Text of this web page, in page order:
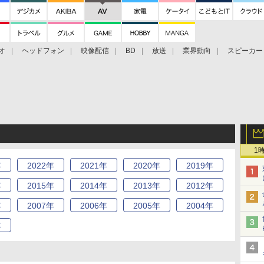
ヘッドフォン 映像配信 BD 放送 業界動向
スピーカー
1
2022年 2021年 2020年 2019年
2015年 2014年 2013年 2012年
2007年 2006年 2005年 2004年